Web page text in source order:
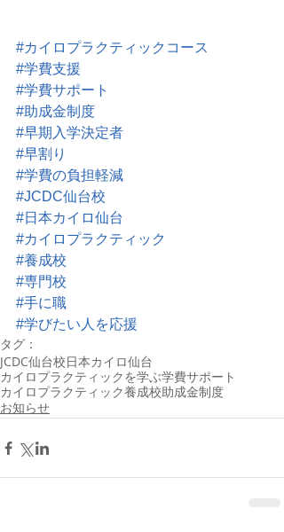
#カイロプラクティックコース
#学費支援
#学費サポート
#助成金制度
#早期入学決定者
#早割り
#学費の負担軽減
#JCDC仙台校
#日本カイロ仙台
#カイロプラクティック
#養成校
#専門校
#手に職
#学びたい人を応援
タグ：
JCDC仙台校日本カイロ仙台
カイロプラクティックを学ぶ学費サポート
カイロプラクティック養成校助成金制度
お知らせ